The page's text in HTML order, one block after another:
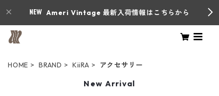
Ameri Vintage 最新入荷情報はこちらから
HOME BRAND KiiRA アクセサリー
New Arrival